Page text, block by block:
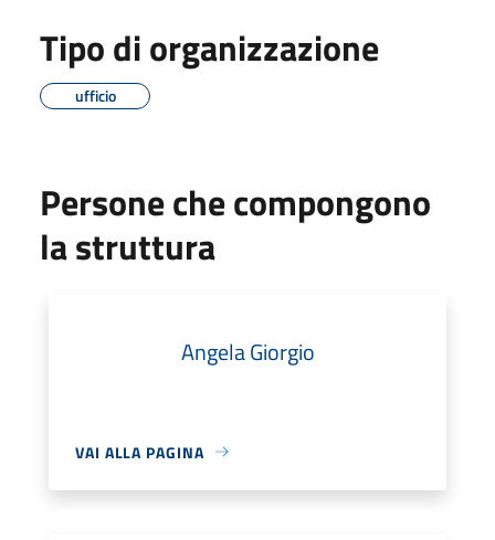
Tipo di organizzazione
ufficio
Persone che compongono
la struttura
Angela Giorgio
VAI ALLA PAGINA